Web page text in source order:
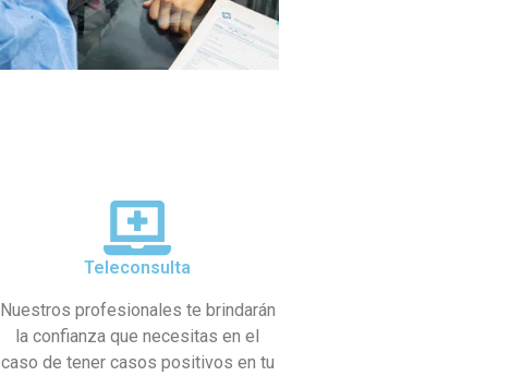
Teleconsulta
Nuestros profesionales te brindarán
la confianza que necesitas en el
caso de tener casos positivos en tu